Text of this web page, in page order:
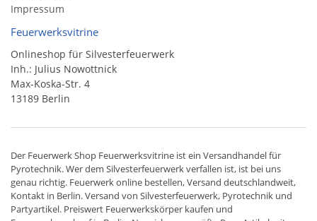
Impressum
Feuerwerksvitrine
Onlineshop für Silvesterfeuerwerk
Inh.: Julius Nowottnick
Max-Koska-Str. 4
13189 Berlin
Der Feuerwerk Shop Feuerwerksvitrine ist ein Versandhandelfür
Pyrotechnik. Wer dem Silvesterfeuerwerk verfallen ist, ist bei uns
genau richtig. Feuerwerk online bestellen,Versand deutschlandweit,
Kontakt in Berlin. Versand von Silvesterfeuerwerk, Pyrotechnik und
Partyartikel. Preiswert Feuerwerkskörper kaufen und